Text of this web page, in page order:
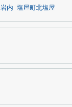
岩内 塩屋町北塩屋